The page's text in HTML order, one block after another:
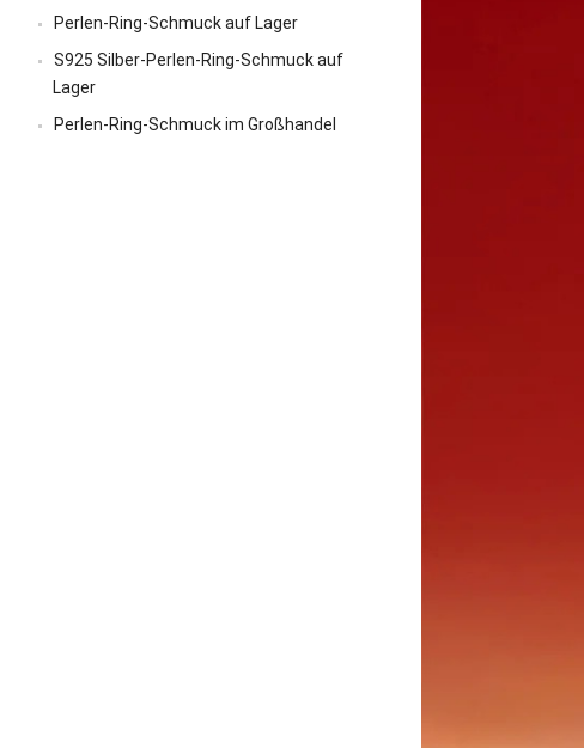
Perlen-Ring-Schmuck auf Lager
S925 Silber-Perlen-Ring-Schmuck auf
Lager
Perlen-Ring-Schmuck im Großhandel